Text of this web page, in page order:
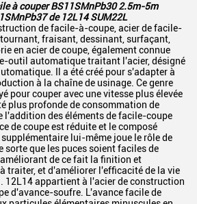
à couper BS11SMnPb30 2.5m-5m
de 12L14 SUM22L
de facile-à-coupe, acier de facile-
fraisant, dessinant, surfaçant,
en acier de coupe, également connue
outil automatique traitant l'acier, désigné
Il a été créé pour s'adapter à
à la chaîne de usinage. Ce genre
pour couper avec une vitesse plus élevée
plus profonde de consommation de
l'addition des éléments de facile-coupe
de coupe est réduite et le composé
lui-même joue le rôle de
sorte que les puces soient faciles de
de ce fait la finition et
traiter, et d'améliorer l'efficacité de la vie
12L14 appartient à l'acier de construction
d'avance-soufre. L'avance facile de